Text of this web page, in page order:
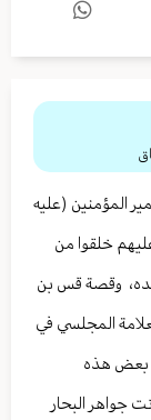
المؤمنين (عليه
خلقوا من
وقصة قس بن
المجلسي في
بعض هذه
جواهر البحار